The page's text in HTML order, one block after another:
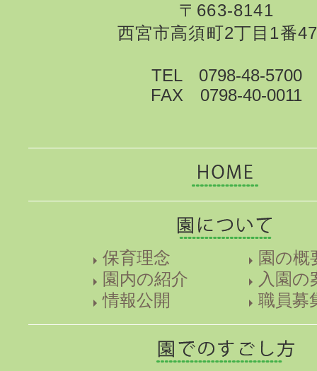
〒663-8141
西宮市高須町2丁目1番
TEL 0798-48-5700
FAX 0798-40-0011
保育理念
園の概
園内の紹介
入園の
情報公開
職員募